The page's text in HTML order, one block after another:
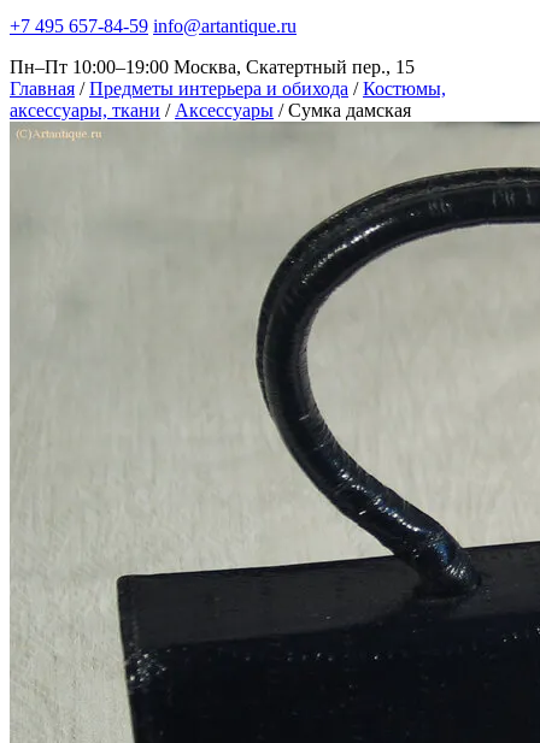
+7 495 657-84-59 info@artantique.ru
Пн–Пт 10:00–19:00 Москва, Скатертный пер., 15
Главная / Предметы интерьера и обихода / Костюмы,
аксессуары, ткани / Аксессуары / Сумка дамская